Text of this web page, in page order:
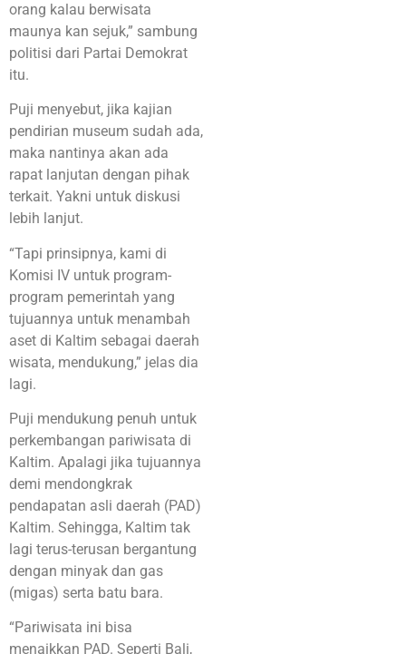
orang kalau berwisata
maunya kan sejuk,” sambung
politisi dari Partai Demokrat
itu.
Puji menyebut, jika kajian
pendirian museum sudah ada,
maka nantinya akan ada
rapat lanjutan dengan pihak
terkait. Yakni untuk diskusi
lebih lanjut.
“Tapi prinsipnya, kami di
Komisi IV untuk program-
program pemerintah yang
tujuannya untuk menambah
aset di Kaltim sebagai daerah
wisata, mendukung,” jelas dia
lagi.
Puji mendukung penuh untuk
perkembangan pariwisata di
Kaltim. Apalagi jika tujuannya
demi mendongkrak
pendapatan asli daerah (PAD)
Kaltim. Sehingga, Kaltim tak
lagi terus-terusan bergantung
dengan minyak dan gas
(migas) serta batu bara.
“Pariwisata ini bisa
menaikkan PAD. Seperti Bali,